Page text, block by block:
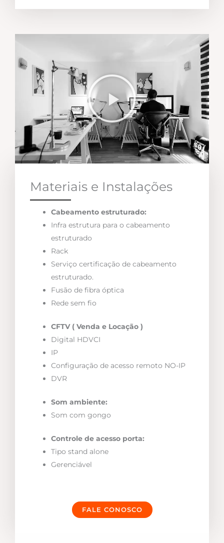
Materiais e Instalações
Cabeamento estruturado:
Infra estrutura para o cabeamento
estruturado
Rack
Serviço certificação de cabeamento
estruturado.
Fusão de fibra óptica
Rede sem fio
CFTV ( Venda e Locação )
Digital HDVCI
IP
Configuração de acesso remoto NO-IP
DVR
Som ambiente:
Som com gongo
Controle de acesso porta:
Tipo stand alone
Gerenciável
FALE CONOSCO